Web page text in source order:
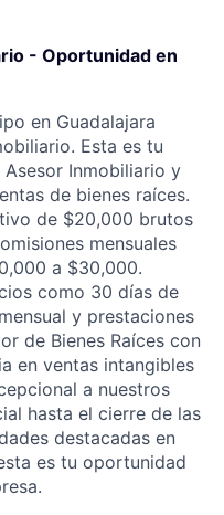
- Oportunidad en
en Guadalajara
Esta es tu
Inmobiliario y
de bienes raíces.
de $20,000 brutos
mensuales
a $30,000.
como 30 días de
y prestaciones
de Bienes Raíces con
en ventas intangibles
a nuestros
hasta el cierre de las
destacadas en
es tu oportunidad